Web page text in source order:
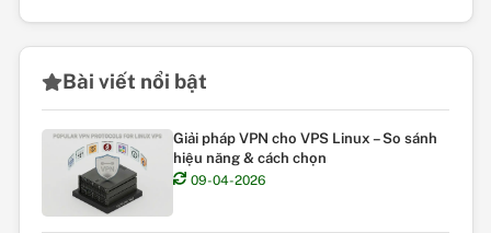
Bài viết nổi bật
Giải pháp VPN cho VPS Linux – So sánh
hiệu năng & cách chọn
09-04-2026